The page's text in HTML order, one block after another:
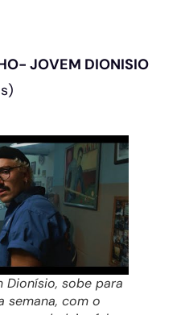
JOVEM DIONISIO
Dionísio, sobe para
semana, com o